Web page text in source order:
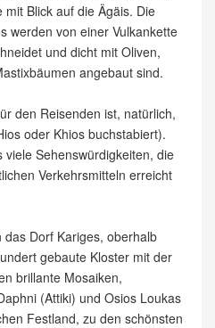
Blick auf die Ägäis. Die
werden von einer Vulkankette
und dicht mit Oliven,
angebaut sind.
den Reisenden ist, natürlich,
oder Khios buchstabiert).
Sehenswürdigkeiten, die
Verkehrsmitteln erreicht
das Dorf Kariges, oberhalb
gebaute Kloster mit der
brillante Mosaiken,
(Attiki) und Osios Loukas
Festland, zu den schönsten